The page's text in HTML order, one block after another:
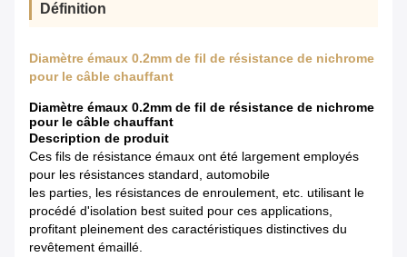
Définition
Diamètre émaux 0.2mm de fil de résistance de nichrome
pour le câble chauffant
Diamètre émaux 0.2mm de fil de résistance de nichrome
pour le câble chauffant
Description de produit
Ces fils de résistance émaux ont été largement employés
pour les résistances standard, automobile
les parties, les résistances de enroulement, etc. utilisant le
procédé d'isolation best suited pour ces applications,
profitant pleinement des caractéristiques distinctives du
revêtement émaillé.